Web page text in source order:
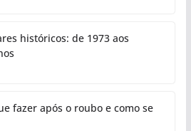
históricos: de 1973 aos
fazer após o roubo e como se